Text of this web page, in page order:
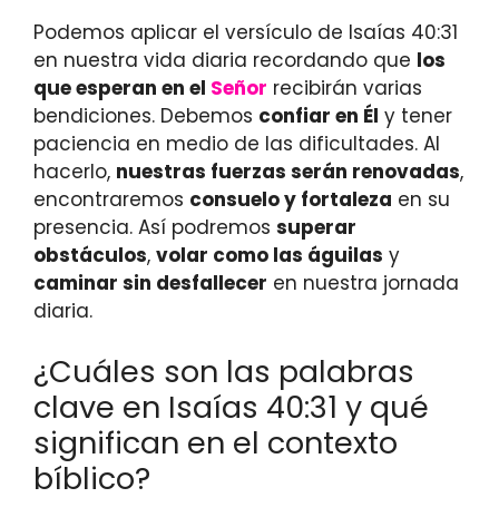
Podemos aplicar el versículo de Isaías 40:31
en nuestra vida diaria recordando que los
que esperan en el Señor recibirán varias
bendiciones. Debemos confiar en Él y tener
paciencia en medio de las dificultades. Al
hacerlo, nuestras fuerzas serán renovadas,
encontraremos consuelo y fortaleza en su
presencia. Así podremos superar
obstáculos, volar como las águilas y
caminar sin desfallecer en nuestra jornada
diaria.
¿Cuáles son las palabras
clave en Isaías 40:31 y qué
significan en el contexto
bíblico?